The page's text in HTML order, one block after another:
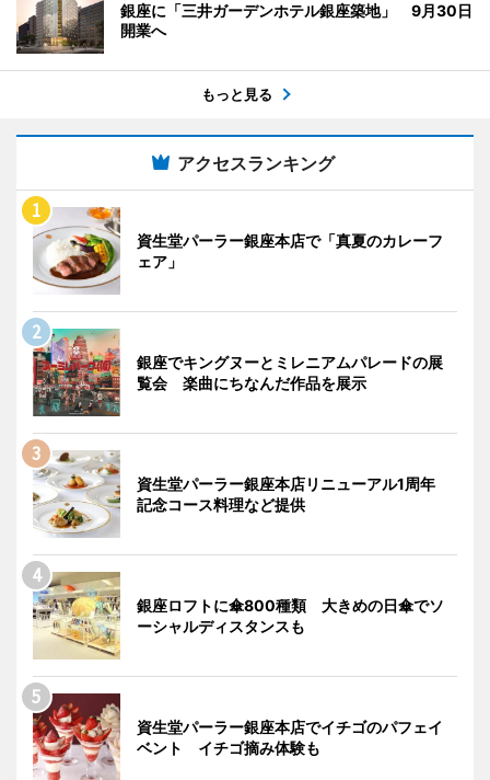
銀座に「三井ガーデンホテル銀座築地」 9月30日
開業へ
もっと見る
アクセスランキング
資生堂パーラー銀座本店で「真夏のカレーフ
ェア」
銀座でキングヌーとミレニアムパレードの展
覧会 楽曲にちなんだ作品を展示
資生堂パーラー銀座本店リニューアル1周年
記念コース料理など提供
銀座ロフトに傘800種類 大きめの日傘でソ
ーシャルディスタンスも
資生堂パーラー銀座本店でイチゴのパフェイ
ベント イチゴ摘み体験も